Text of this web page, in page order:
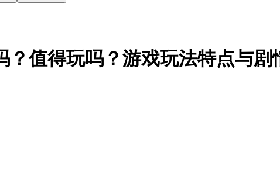
？值得玩吗？游戏玩法特点与